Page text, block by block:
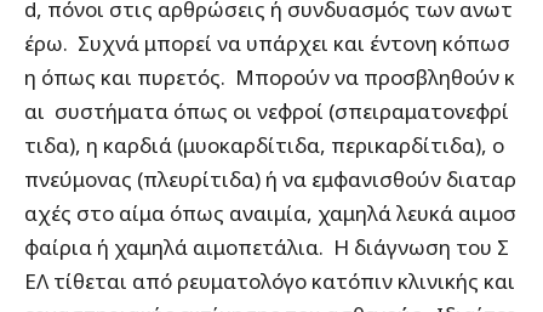
d, πόνοι στις αρθρώσεις ή συνδυασμός των ανωτ
έρω. Συχνά μπορεί να υπάρχει και έντονη κόπωσ
η όπως και πυρετός. Μπορούν να προσβληθούν κ
αι συστήματα όπως οι νεφροί (σπειραματονεφρί
τιδα), η καρδιά (μυοκαρδίτιδα, περικαρδίτιδα), ο
πνεύμονας (πλευρίτιδα) ή να εμφανισθούν διαταρ
αχές στο αίμα όπως αναιμία, χαμηλά λευκά αιμοσ
φαίρια ή χαμηλά αιμοπετάλια. Η διάγνωση του Σ
ΕΛ τίθεται από ρευματολόγο κατόπιν κλινικής και